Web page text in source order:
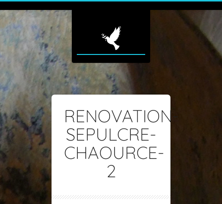
RENOVATION-
SEPULCRE-
CHAOURCE-
2